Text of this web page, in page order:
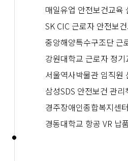
매일유업 안전보건교육
SK CIC 근로자 안전보
중앙해양특수구조단 근
강원대학교 근로자 정기
서울역사박물관 임직원
삼성SDS 안전보건 관
경주장애인종합복지센
경동대학교 항공 VR 납품